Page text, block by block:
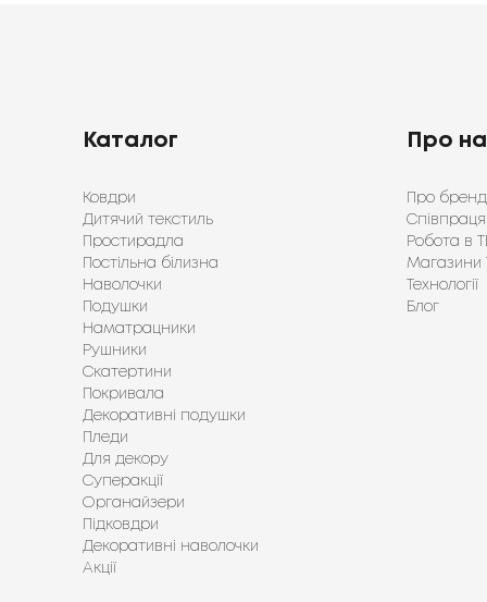
Каталог
Ковдри
Дитячий текстиль
Простирадла
Постільна білизна
Наволочки
Подушки
Наматрацники
Рушники
Скатертини
Покривала
Декоративні подушки
Пледи
Для декору
Суперакції
Органайзери
Підковдри
Декоративні наволочки
Акції
Про
Про бренд
Робота в
Магазини
Технології
Блог